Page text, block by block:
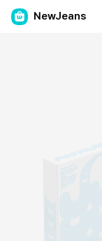
NewJeans